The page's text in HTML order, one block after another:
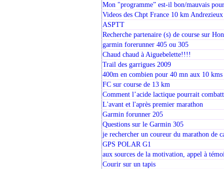
Mon "programme” est-il bon/mauvais
Videos des Chpt France 10 km Andrezieux
ASPTT
Recherche partenaire (s) de course sur
garmin forerunner 405 ou 305
Chaud chaud à Aiguebelette!!!!
Trail des garrigues 2009
400m en combien pour 40 mn aux 10 kms
FC sur course de 13 km
Comment l’acide lactique pourrait
L'avant et l'après premier marathon
Garmin forunner 205
Questions sur le Garmin 305
je rechercher un coureur du marathon de
GPS POLAR G1
aux sources de la motivation, appel à
Courir sur un tapis